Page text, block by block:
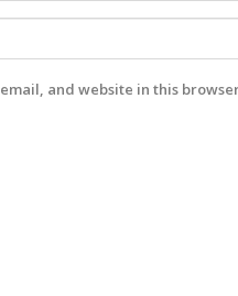
and website in this